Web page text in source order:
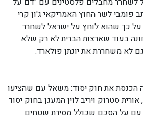
פומבי לשר החוץ האמריקאי ג'ון קרי
על כך שהוא לוחץ על ישראל לשחרר
בעוד שארצות הברית לא רק שלא
לא משחררת את יונתן פולארד.
2014 אישרה הכנסת את חוק יסוד: משאל עם שהציעו
סטרוק ויריב לוין המעגן בחוק יסוד
על הסכם שכולל מסירת שטחים